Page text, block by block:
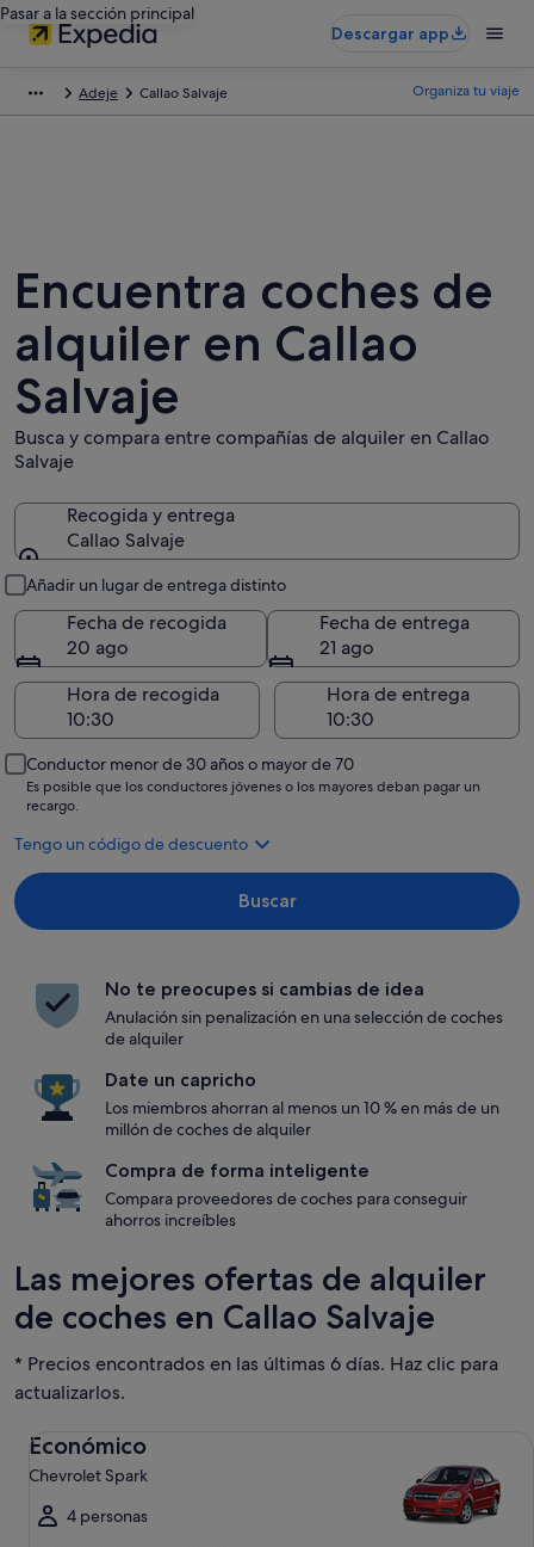
Pasar a la sección principal
Descargar app
Adeje Callao Salvaje Organiza tu viaje
Encuentra coches de
alquiler en Callao
Salvaje
Busca y compara entre compañías de alquiler en Callao
Salvaje
Recogida y entrega
Callao Salvaje
Añadir un lugar de entrega distinto
Fecha de recogida
20 ago
Fecha de entrega
21 ago
Hora de recogida
Hora de entrega
Conductor menor de 30 años o mayor de 70
Es posible que los conductores jóvenes o los mayores deban pagar un
recargo.
Tengo un código de descuento
Buscar
No te preocupes si cambias de idea
Anulación sin penalización en una selección de coches
de alquiler
Date un capricho
Los miembros ahorran al menos un 10 % en más de un
millón de coches de alquiler
Compra de forma inteligente
Compara proveedores de coches para conseguir
ahorros increíbles
Las mejores ofertas de alquiler
de coches en Callao Salvaje
* Precios encontrados en las últimas 6 días. Haz clic para
actualizarlos.
Económico
Chevrolet Spark
4 personas